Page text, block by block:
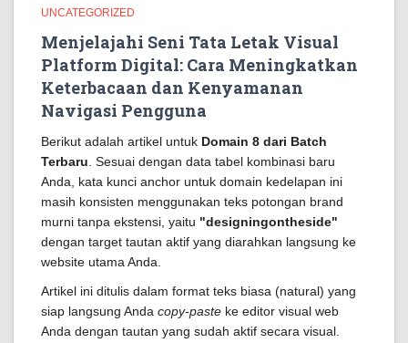
UNCATEGORIZED
Menjelajahi Seni Tata Letak Visual
Platform Digital: Cara Meningkatkan
Keterbacaan dan Kenyamanan
Navigasi Pengguna
Berikut adalah artikel untuk Domain 8 dari Batch
Terbaru . Sesuai dengan data tabel kombinasi baru
Anda, kata kunci anchor untuk domain kedelapan ini
masih konsisten menggunakan teks potongan brand
murni tanpa ekstensi, yaitu "designingontheside"
dengan target tautan aktif yang diarahkan langsung ke
website utama Anda.
Artikel ini ditulis dalam format teks biasa (natural) yang
siap langsung Anda copy-paste ke editor visual web
Anda dengan tautan yang sudah aktif secara visual.